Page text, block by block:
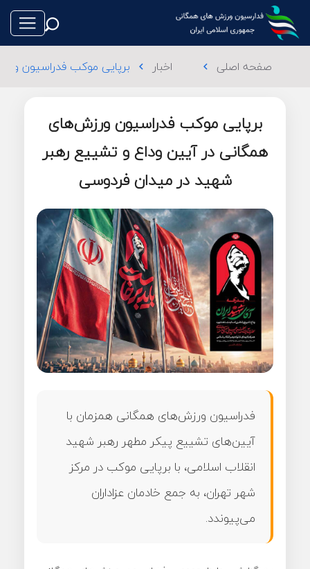
صفحه اصلی chevron_left اخبار chevron_left برپایی موکب فدراسیون
برپایی موکب فدراسیون ورزش‌های
همگانی در آیین وداع و تشییع رهبر
شهید در میدان فردوسی
فدراسیون ورزش‌های همگانی همزمان با
آیین‌های تشییع پیکر مطهر رهبر شهید
انقلاب اسلامی، با برپایی موکب در مرکز
شهر تهران، به جمع خادمان عزاداران
می‌پیوندد.
طناب بازی
والیبال
تکواندو